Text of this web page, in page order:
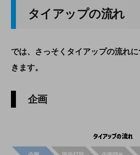
タイアップの流れ
では、さっそくタイアップの流れ
きます。
企画